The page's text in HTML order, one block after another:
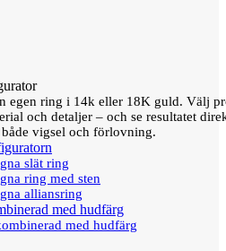
egen ring i 14k eller 18K guld. Välj
och detaljer – och se resultatet
vigsel och förlovning.
slät ring
ring med sten
alliansring
med hudfärg